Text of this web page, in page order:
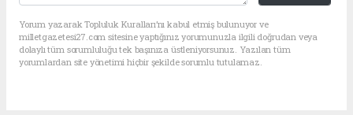
Yorum yazarak Topluluk Kuralları’nı kabul etmiş bulunuyor ve
milletgazetesi27.com sitesine yaptığınız yorumunuzla ilgili doğrudan veya
dolaylı tüm sorumluluğu tek başınıza üstleniyorsunuz. Yazılan tüm
yorumlardan site yönetimi hiçbir şekilde sorumlu tutulamaz.